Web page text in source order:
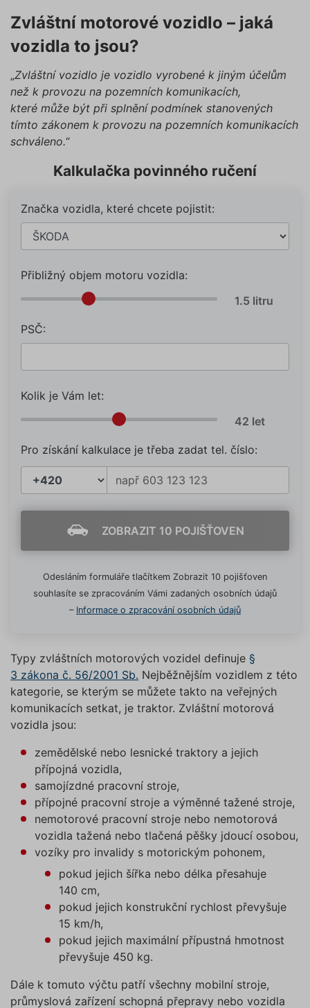
Zvláštní motorové vozidlo – jaká
vozidla to jsou?
„Zvláštní vozidlo je vozidlo vyrobené k jiným účelům
než k provozu na pozemních komunikacích,
které může být při splnění podmínek stanovených
tímto zákonem k provozu na pozemních komunikacích
schváleno.“
Kalkulačka povinného ručení
Značka vozidla, které chcete pojistit:
Přibližný objem motoru vozidla:
PSČ:
Kolik je Vám let:
Pro získání kalkulace je třeba zadat tel. číslo:
ZOBRAZIT 10 POJIŠŤOVEN
Odesláním formuláře tlačítkem Zobrazit 10 pojišťoven
souhlasíte se zpracováním Vámi zadaných osobních údajů
– Informace o zpracování osobních údajů
Typy zvláštních motorových vozidel definuje §
3 zákona č. 56/2001 Sb. Nejběžnějším vozidlem z této
kategorie, se kterým se můžete takto na veřejných
komunikacích setkat, je traktor. Zvláštní motorová
vozidla jsou:
zemědělské nebo lesnické traktory a jejich
přípojná vozidla,
samojízdné pracovní stroje,
přípojné pracovní stroje a výměnné tažené stroje,
nemotorové pracovní stroje nebo nemotorová
vozidla tažená nebo tlačená pěšky jdoucí osobou,
vozíky pro invalidy s motorickým pohonem,
pokud jejich šířka nebo délka přesahuje
140 cm,
pokud jejich konstrukční rychlost převyšuje
15 km/h,
pokud jejich maximální přípustná hmotnost
převyšuje 450 kg.
Dále k tomuto výčtu patří všechny mobilní stroje,
průmyslová zařízení schopná přepravy nebo vozidla